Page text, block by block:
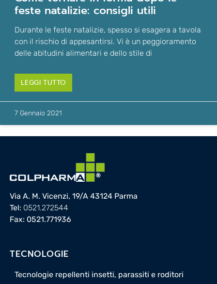
feste natalizie: consigli utili
Durante le feste natalizie, spesso si esagera a tavola
con il rischio di appesantirsi. Vi è un peggioramento
delle abitudini alimentari e dello stile di
LEGGI TUTTO
7 Gennaio 2021
Via A. M. Vicenzi, 19/A 43124 Parma
Tel: 0521.272544
Fax: 0521.771936
TECNOLOGIE
Tecnologie repellenti insetti, parassiti e roditori